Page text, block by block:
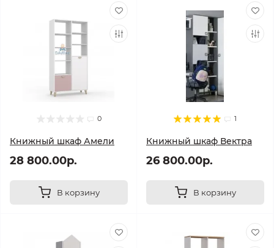
0
Книжный шкаф Амели
28 800.00р.
В корзину
1
Книжный шкаф Вектра
26 800.00р.
В корзину